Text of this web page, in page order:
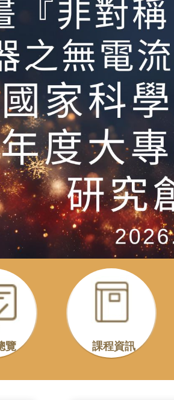
覽 課程資訊